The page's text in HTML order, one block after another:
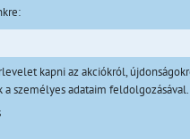
kapni az akciókról,
a személyes adataim feldolgozásával.